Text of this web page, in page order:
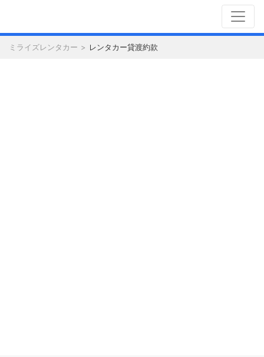
ミライズレンタカー レンタカー貸渡約款